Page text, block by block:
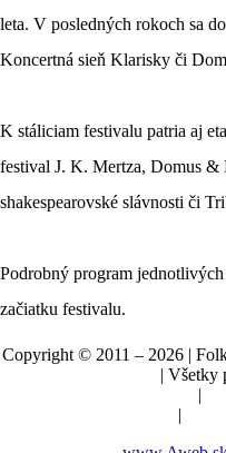
leta. V posledných rokoch sa
Koncertná sieň Klarisky či
K stáliciam festivalu patria aj
festival J. K. Mertza, Domus
shakespearovské slávnosti či
Podrobný program
začiatku festivalu.
Copyright © 2011 – 2026 |
| Všetky
|
|